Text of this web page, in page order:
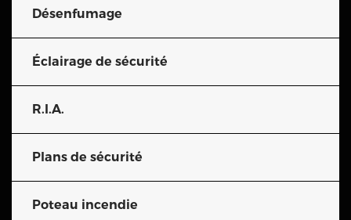
Désenfumage
Éclairage de sécurité
R.I.A.
Plans de sécurité
Poteau incendie